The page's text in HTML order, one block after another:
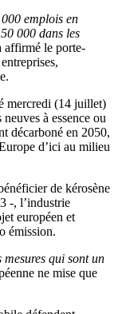
emplois en
000 dans les
affirmé le porte-
mercredi (14 juillet)
à essence ou
décarboné en 2050,
d’ici au milieu
de kérosène
-, l’industrie
européen et
émission.
qui sont un
ne mise que